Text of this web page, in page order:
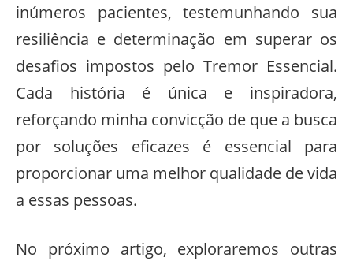
inúmeros pacientes, testemunhando sua
resiliência e determinação em superar os
desafios impostos pelo Tremor Essencial.
Cada história é única e inspiradora,
reforçando minha convicção de que a busca
por soluções eficazes é essencial para
proporcionar uma melhor qualidade de vida
a essas pessoas.
No próximo artigo, exploraremos outras